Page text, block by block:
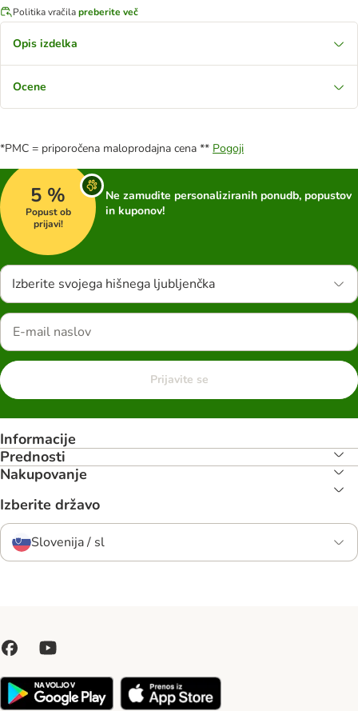
Politika vračilapreberite več
Opis izdelka
Ocene
*PMC = priporočena maloprodajna cena ** Pogoji
5 %
Popust ob
prijavi!
Ne zamudite personaliziranih ponudb, popustov
in kuponov!
Izberite svojega hišnega ljubljenčka
Prijavite se
Informacije
Prednosti
Nakupovanje
Izberite državo
Slovenija / sl